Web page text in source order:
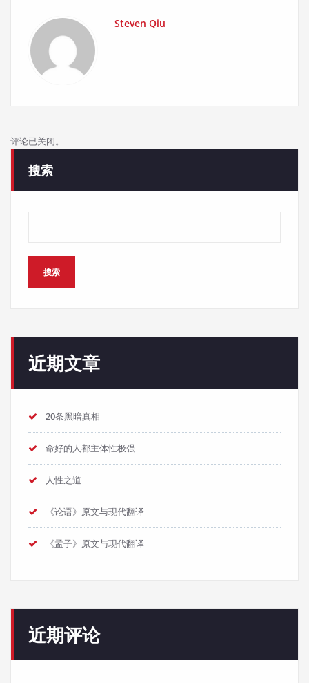
Steven Qiu
评论已关闭。
搜索
搜索
近期文章
20条黑暗真相
命好的人都主体性极强
人性之道
《论语》原文与现代翻译
《孟子》原文与现代翻译
近期评论